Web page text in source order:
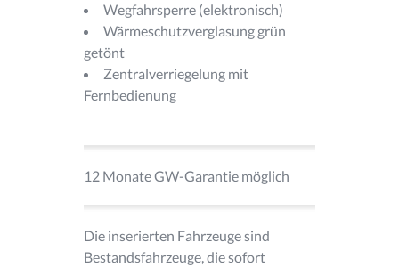
Wegfahrsperre (elektronisch)
Wärmeschutzverglasung grün
getönt
Zentralverriegelung mit
Fernbedienung
12 Monate GW-Garantie möglich
Die inserierten Fahrzeuge sind
Bestandsfahrzeuge, die sofort